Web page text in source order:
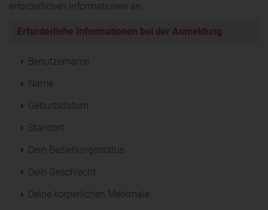
erforderlichen Informationen an.
Erforderliche Informationen bei der Anmeldung
Benutzername
Name
Geburtsdatum
Standort
Dein Beziehungsstatus
Dein Geschlecht
Deine körperlichen Merkmale